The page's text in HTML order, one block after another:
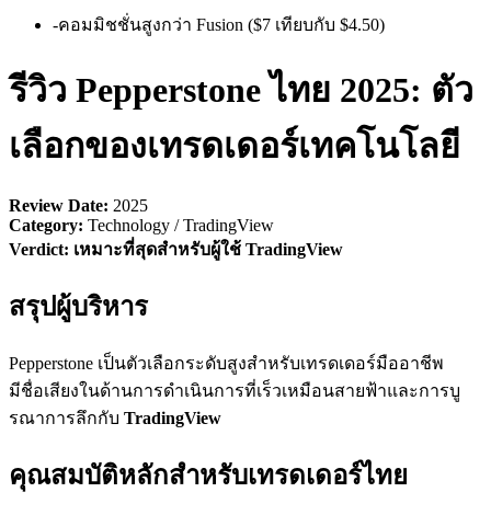
-คอมมิชชั่นสูงกว่า Fusion ($7 เทียบกับ $4.50)
รีวิว Pepperstone ไทย 2025: ตัว
เลือกของเทรดเดอร์เทคโนโลยี
Review Date: 2025
Category: Technology / TradingView
Verdict: เหมาะที่สุดสำหรับผู้ใช้ TradingView
สรุปผู้บริหาร
Pepperstone เป็นตัวเลือกระดับสูงสำหรับเทรดเดอร์มืออาชีพ
มีชื่อเสียงในด้านการดำเนินการที่เร็วเหมือนสายฟ้าและการบู
รณาการลึกกับ TradingView
คุณสมบัติหลักสำหรับเทรดเดอร์ไทย